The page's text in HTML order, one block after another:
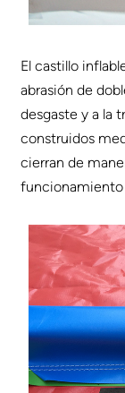
El castillo
abrasión de
desgaste y a la
construidos
cierran de
funcionamiento